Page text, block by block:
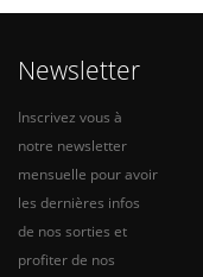
Newsletter
Inscrivez vous à
notre newsletter
mensuelle pour avoir
les dernières infos
de nos sorties et
profiter de nos